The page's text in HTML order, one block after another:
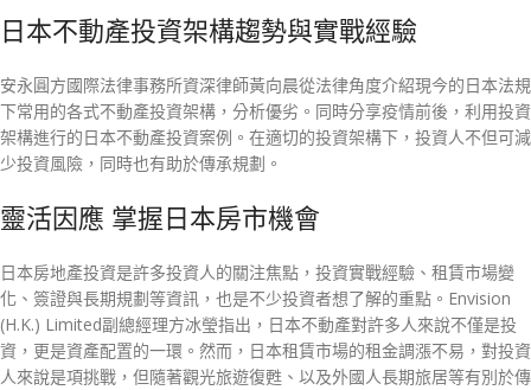
日本不動產投資架構趨勢與實戰經驗
安永圓方國際法律事務所資深律師黃向晨從法律角度介紹現今的日本法規
下常用的各式不動產投資架構，分析優劣。同時分享疫情前後，利用投資
架構進行的日本不動產投資案例。在適切的投資架構下，投資人不但可減
少投資風險，同時也有助於傳承規劃。
靈活因應 掌握日本房市機會
日本房地產投資是許多投資人的關注焦點，投資實戰經驗、租賃市場變
化、簽證與長期規劃等資訊，也是不少投資者想了解的重點。Envision
(H.K.) Limited副總經理方冰瑩指出，日本不動產對許多人來說不僅是投
資，更是資產配置的一環。然而，日本租賃市場的租金調漲不易，對投資
人來說是項挑戰，但隨著觀光旅遊復甦、以及外國人長期旅居等有別於傳